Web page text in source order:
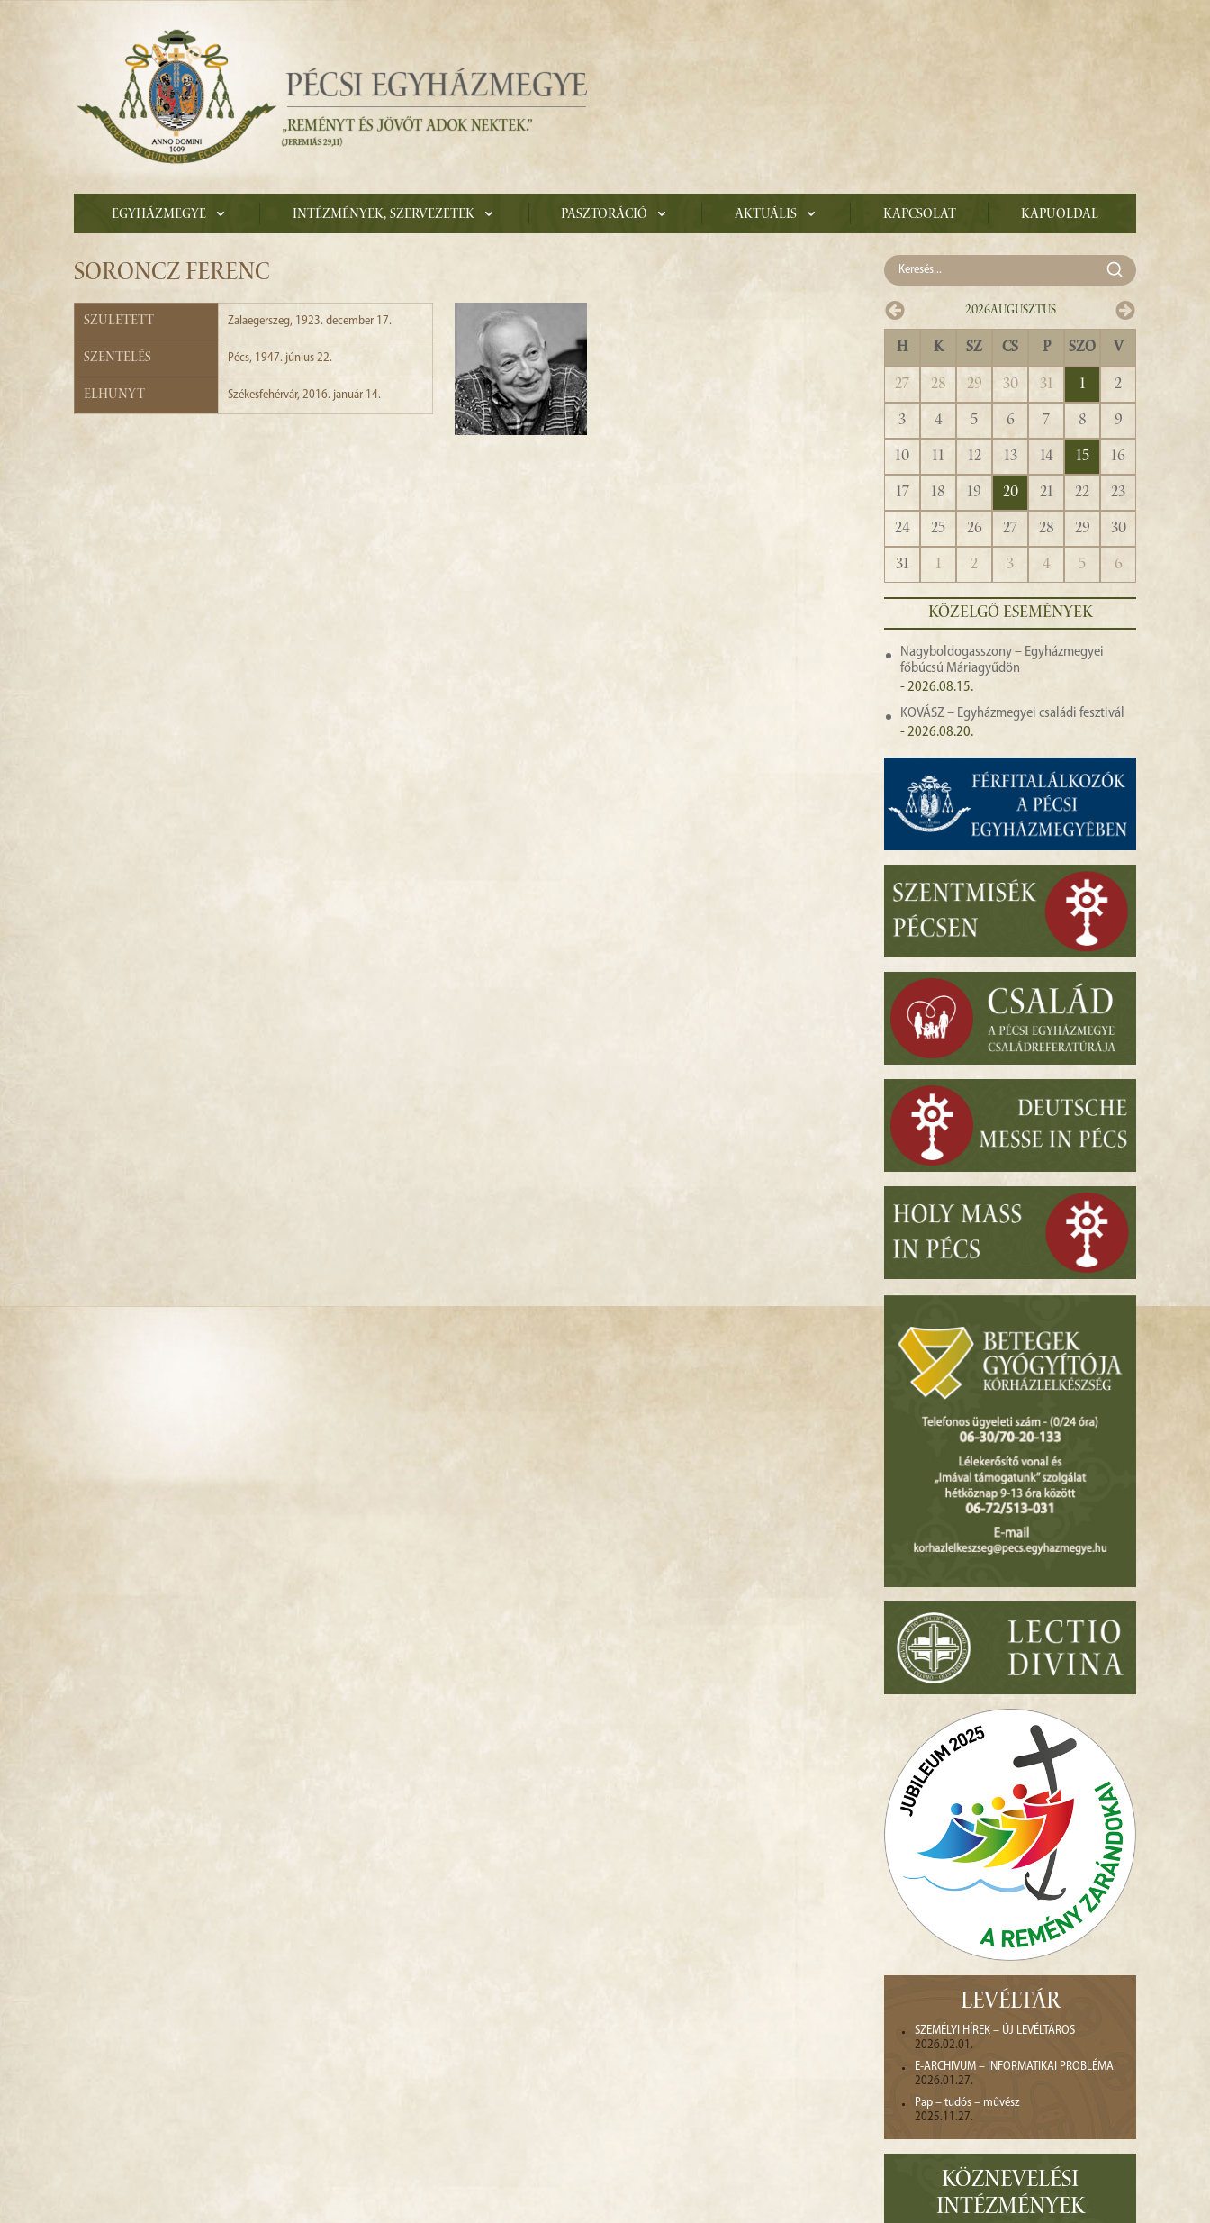
Egyházmegye Intézmények, szervezetek Pasztoráció Aktuális Kapcsolat Kapuoldal
SORONCZ FERENC
Született Zalaegerszeg, 1923. december 17.
Szentelés Pécs, 1947. június 22.
Elhunyt Székesfehérvár, 2016. január 14.
2026Augusztus
H K SZ CS P SZO V
27 28 29 30 31 1
2
3
4 5 6 7 8
9
10
11 12 13 14 15
16
17
18 19 20 21 22
23
24
25 26 27 28 29
30
31
1 2 3 4 5 6
KÖZELGŐ ESEMÉNYEK
Nagyboldogasszony – Egyházmegyei
főbúcsú Máriagyűdön
- 2026.08.15.
KOVÁSZ – Egyházmegyei családi fesztivál
- 2026.08.20.
LEVÉLTÁR
SZEMÉLYI HÍREK – ÚJ LEVÉLTÁROS
2026.02.01.
E-ARCHIVUM – INFORMATIKAI PROBLÉMA
2026.01.27.
Pap – tudós – művész
2025.11.27.
KÖZNEVELÉSI
INTÉZMÉNYEK